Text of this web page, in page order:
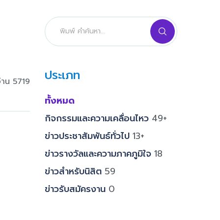
น 5719 ประเภท
ทั้งหมด
กิจกรรมและความเคลื่อนไหว 49+
ข่าวประชาสัมพันธ์ทั่วไป 13+
ข่าวรางวัลและความภาคภูมิใจ 18
ข่าวสำหรับนิสิต 59
ข่าวรับสมัครงาน 0